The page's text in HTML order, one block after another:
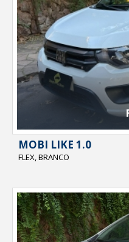
MOBI LIKE 1.0
FLEX, BRANCO